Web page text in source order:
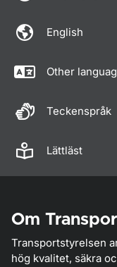
English
Other
Teckenspråk
Lättläst
Om
Transportstyrelsen
hög kvalitet, säkra